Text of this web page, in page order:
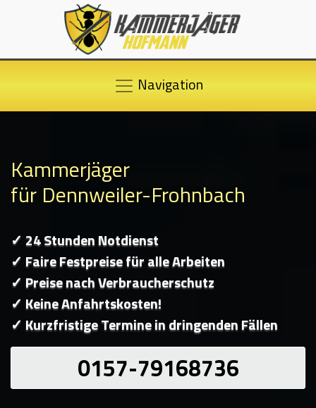
Navigation
Kammerjäger
für Dennweiler-Frohnbach
✓ 24 Stunden Notdienst
✓ Faire Festpreise für alle Arbeiten
✓ Preise nach Verbraucherschutz
✓ Keine Anfahrtskosten!
✓ Kurzfristige Termine in dringenden Fällen
0157-79168736